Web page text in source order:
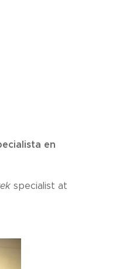
en
specialist at